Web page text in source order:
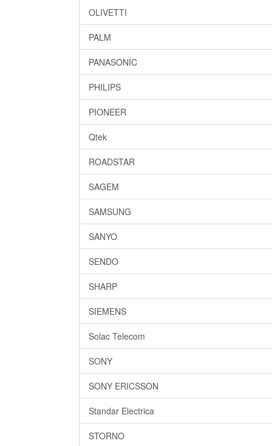
OLIVETTI
PALM
PANASONIC
PHILIPS
PIONEER
Qtek
ROADSTAR
SAGEM
SAMSUNG
SANYO
SENDO
SHARP
SIEMENS
Solac Telecom
SONY
SONY ERICSSON
Standar Electrica
STORNO